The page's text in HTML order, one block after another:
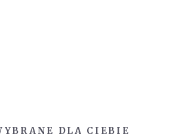
DLA CIEBIE